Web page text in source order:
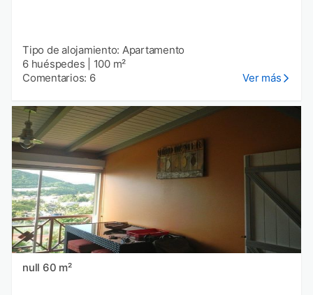
Tipo de alojamiento: Apartamento
6 huéspedes
100 m²
Comentarios: 6
Ver más
null 60 m²